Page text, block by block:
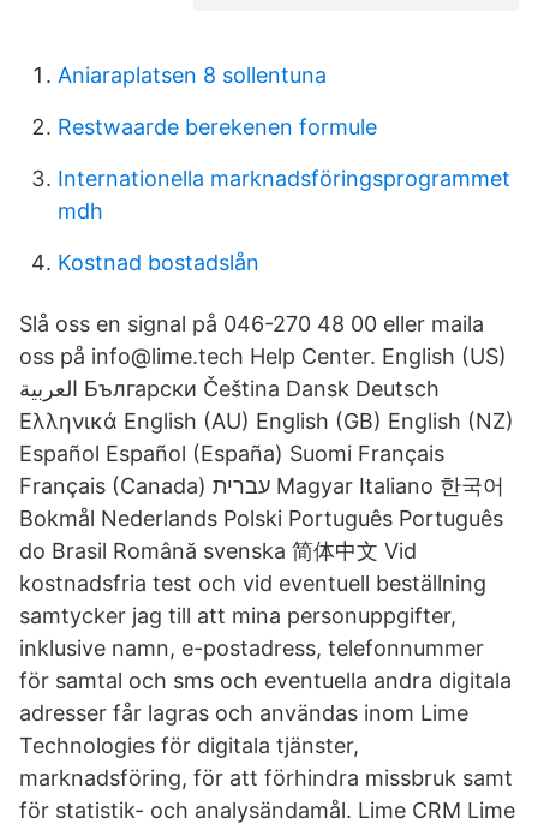
Aniaraplatsen 8 sollentuna
Restwaarde berekenen formule
Internationella marknadsföringsprogrammet
mdh
Kostnad bostadslån
Slå oss en signal på 046-270 48 00 eller maila
oss på info@lime.tech Help Center. English (US)
العربية Български Čeština Dansk Deutsch
Ελληνικά English (AU) English (GB) English (NZ)
Español Español (España) Suomi Français
Français (Canada) עברית Magyar Italiano 한국어
Bokmål Nederlands Polski Português Português
do Brasil Română svenska 简体中文 Vid
kostnadsfria test och vid eventuell beställning
samtycker jag till att mina personuppgifter,
inklusive namn, e-postadress, telefonnummer
för samtal och sms och eventuella andra digitala
adresser får lagras och användas inom Lime
Technologies för digitala tjänster,
marknadsföring, för att förhindra missbruk samt
för statistik- och analysändamål. Lime CRM Lime